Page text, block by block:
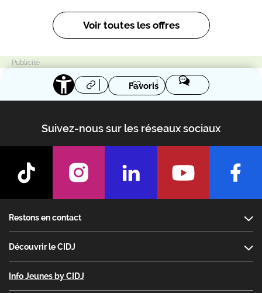
Pagination
Voir toutes les offres
Favoris
Suivez-nous sur les réseaux sociaux
Restons en contact
Découvrir le CIDJ
Info Jeunes by CIDJ